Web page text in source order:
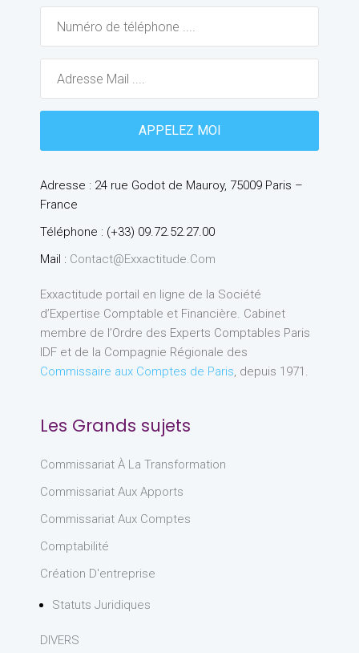
Adresse : 24 rue Godot de Mauroy, 75009 Paris –
France
Téléphone : (+33) 09.72.52.27.00
Mail : Contact@exxactitude.com
Exxactitude portail en ligne de la Société
d’Expertise Comptable et Financière. Cabinet
membre de l’Ordre des Experts Comptables Paris
IDF et de la Compagnie Régionale des
Commissaire aux Comptes de Paris, depuis 1971.
Les Grands sujets
Commissariat À La Transformation
Commissariat Aux Apports
Commissariat Aux Comptes
Comptabilité
Création D'entreprise
Statuts Juridiques
DIVERS